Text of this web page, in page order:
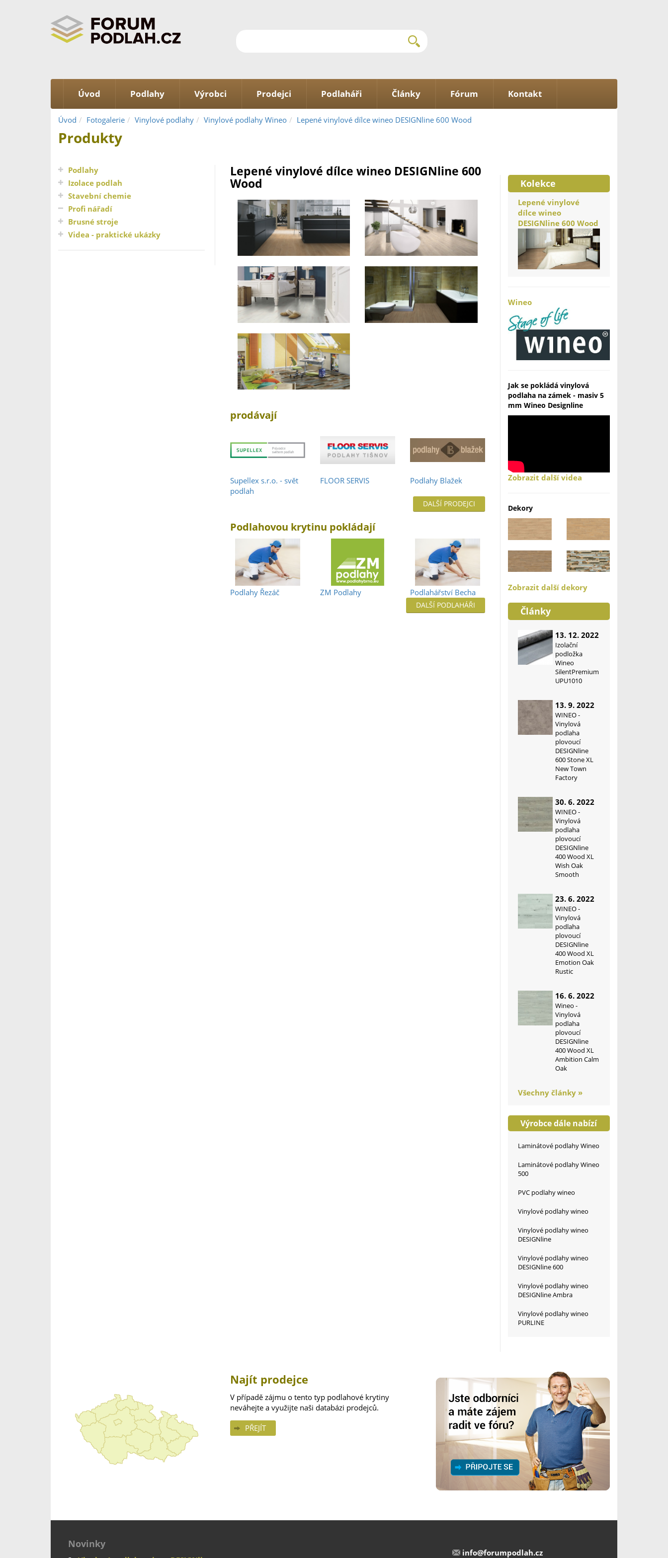
Úvod Podlahy Výrobci Prodejci Podlaháři Články Fórum Kontakt
Úvod Fotogalerie Vinylové podlahy Vinylové podlahy Wineo Lepené vinylové dílce wineo DESIGNline 600 Wood
Produkty
Podlahy
Izolace podlah
Stavební chemie
Profi nářadí
Brusné stroje
Videa - praktické ukázky
Lepené vinylové dílce wineo DESIGNline 600
Wood
prodávají
Supellex s.r.o. - svět
podlah
FLOOR SERVIS Podlahy Blažek
DALŠÍ PRODEJCI
Podlahovou krytinu pokládají
Podlahy Řezáč ZM Podlahy Podlahářství Becha
DALŠÍ PODLAHÁŘI
Kolekce
Lepené vinylové
dílce wineo
DESIGNline 600 Wood
Wineo
Jak se pokládá vinylová
podlaha na zámek - masiv 5
mm Wineo Designline
Zobrazit další videa
Dekory
Zobrazit další dekory
Články
13. 12. 2022
Izolační
podložka
Wineo
SilentPremium
UPU1010
13. 9. 2022
WINEO -
Vinylová
podlaha
plovoucí
DESIGNline
600 Stone XL
New Town
Factory
30. 6. 2022
WINEO -
Vinylová
podlaha
plovoucí
DESIGNline
400 Wood XL
Wish Oak
Smooth
23. 6. 2022
WINEO -
Vinylová
podlaha
plovoucí
DESIGNline
400 Wood XL
Emotion Oak
Rustic
16. 6. 2022
Wineo -
Vinylová
podlaha
plovoucí
DESIGNline
400 Wood XL
Ambition Calm
Oak
Všechny články »
Výrobce dále nabízí
Laminátové podlahy Wineo
Laminátové podlahy Wineo
500
PVC podlahy wineo
Vinylové podlahy wineo
Vinylové podlahy wineo
DESIGNline
Vinylové podlahy wineo
DESIGNline 600
Vinylové podlahy wineo
DESIGNline Ambra
Vinylové podlahy wineo
PURLINE
Najít prodejce
V případě zájmu o tento typ podlahové krytiny
neváhejte a využijte naši databázi prodejců.
PŘEJÍT
Novinky
info@forumpodlah.cz